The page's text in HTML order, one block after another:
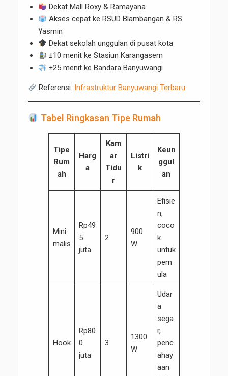
Dekat Mall Roxy & Ramayana
Akses cepat ke RSUD Blambangan & RS
Yasmin
Dekat sekolah unggulan di pusat kota
±10 menit ke Stasiun Karangasem
±25 menit ke Bandara Banyuwangi
Referensi: Infrastruktur Banyuwangi Terbaru
Tabel Ringkasan Tipe Rumah
Tipe
Rum
ah
Harg
a
Kam
ar
Tidu
r
Listri
k
Keun
ggul
an
Mini
malis
Rp49
5
juta
2
900
W
Efisie
n,
coco
k
untuk
pem
ula
Hook
Rp80
0
juta
3
1300
W
Udar
a
sega
r,
penc
ahay
aan